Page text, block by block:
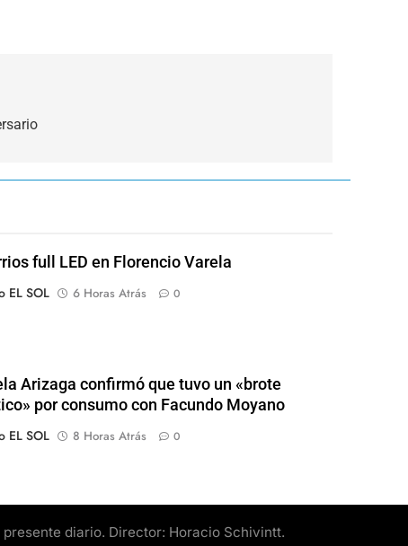
full LED en Florencio Varela
EL SOL
6 Horas Atrás 0
Arizaga confirmó que tuvo un «brote
por consumo con Facundo Moyano
EL SOL
8 Horas Atrás 0
diario. Director: Horacio Schivintt.